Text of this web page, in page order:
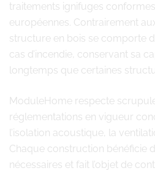
traitements ignifuges
européennes. Contrairement
structure en bois se comporte
cas d’incendie, conservant sa
longtemps que certaines
ModuleHome respecte
réglementations en vigueur
l’isolation acoustique, la
Chaque construction bénéficie
nécessaires et fait l’objet de